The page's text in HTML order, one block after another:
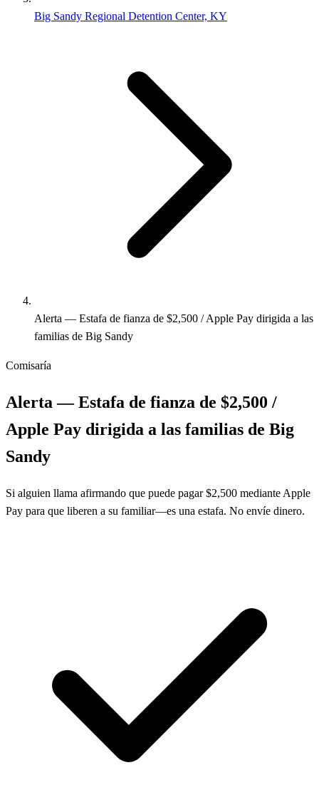
Big Sandy Regional Detention Center, KY
Alerta — Estafa de fianza de $2,500 / Apple Pay dirigida a las
familias de Big Sandy
Comisaría
Alerta — Estafa de fianza de $2,500 /
Apple Pay dirigida a las familias de Big
Sandy
Si alguien llama afirmando que puede pagar $2,500 mediante Apple
Pay para que liberen a su familiar—es una estafa. No envíe dinero.